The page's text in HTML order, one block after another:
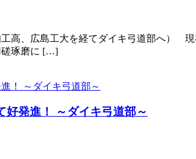
工高、広島工大を経てダイキ弓道部へ）
磋琢磨に […]
好発進！ ～ダイキ弓道部～